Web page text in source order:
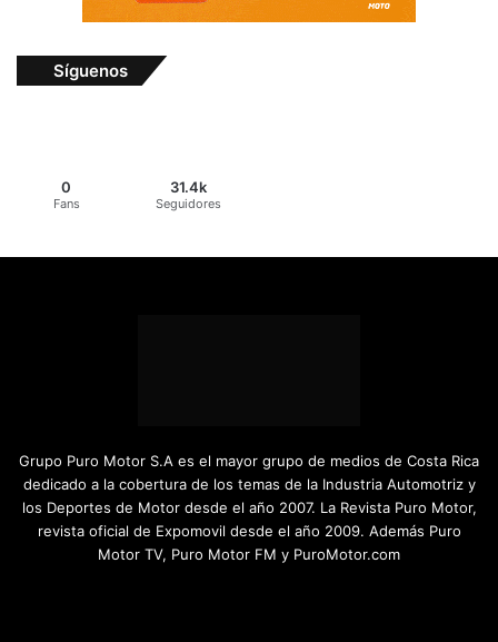
Síguenos
0
Fans
31.4k
Seguidores
Grupo Puro Motor S.A es el mayor grupo de medios de Costa Rica
dedicado a la cobertura de los temas de la Industria Automotriz y
los Deportes de Motor desde el año 2007. La Revista Puro Motor,
revista oficial de Expomovil desde el año 2009. Además Puro
Motor TV, Puro Motor FM y PuroMotor.com